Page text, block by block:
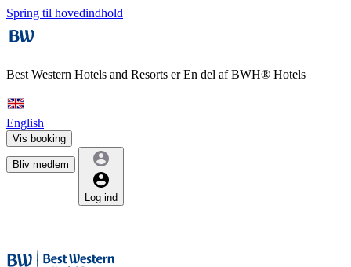
Spring til hovedindhold
Best Western Hotels and Resorts erEn del af BWH® Hotels
English
Vis booking
Bliv medlem
Log ind